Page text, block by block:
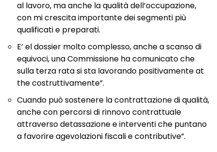
al lavoro, ma anche la qualità dell’occupazione,
con mi crescita importante dei segmenti più
qualificati e preparati.
E’ el dossier molto complesso, anche a scanso di
equivoci, una Commissione ha comunicato che
sulla terza rata si sta lavorando positivamente at
the costruttivamente”.
Cuando può sostenere la contrattazione di qualità,
anche con percorsi di rinnovo contrattuale
attraverso detassazione e interventi che puntano
a favorire agevolazioni fiscali e contributive”.